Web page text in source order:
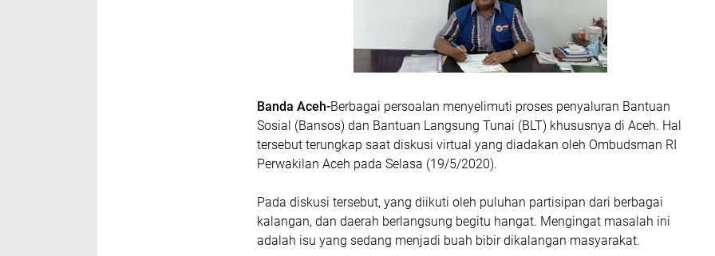
Banda Aceh-Berbagai persoalan menyelimuti proses penyaluran Bantuan
Sosial (Bansos) dan Bantuan Langsung Tunai (BLT) khususnya di Aceh. Hal
tersebut terungkap saat diskusi virtual yang diadakan oleh Ombudsman RI
Perwakilan Aceh pada Selasa (19/5/2020).
Pada diskusi tersebut, yang diikuti oleh puluhan partisipan dari berbagai
kalangan, dan daerah berlangsung begitu hangat. Mengingat masalah ini
adalah isu yang sedang menjadi buah bibir dikalangan masyarakat.